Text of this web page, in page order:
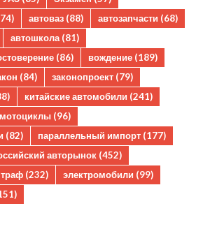
автоваз (88) автозапчасти (68)
автошкола(81)
(86) вождение (189)
(84) законопроект (79)
китайские автомобили (241)
мотоциклы (96)
(82) параллельный импорт (177)
авторынок (452)
(232) электромобили (99)